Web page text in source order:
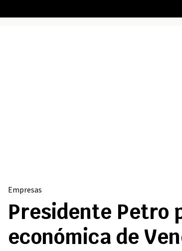
Empresas
Presidente Petro
económica de